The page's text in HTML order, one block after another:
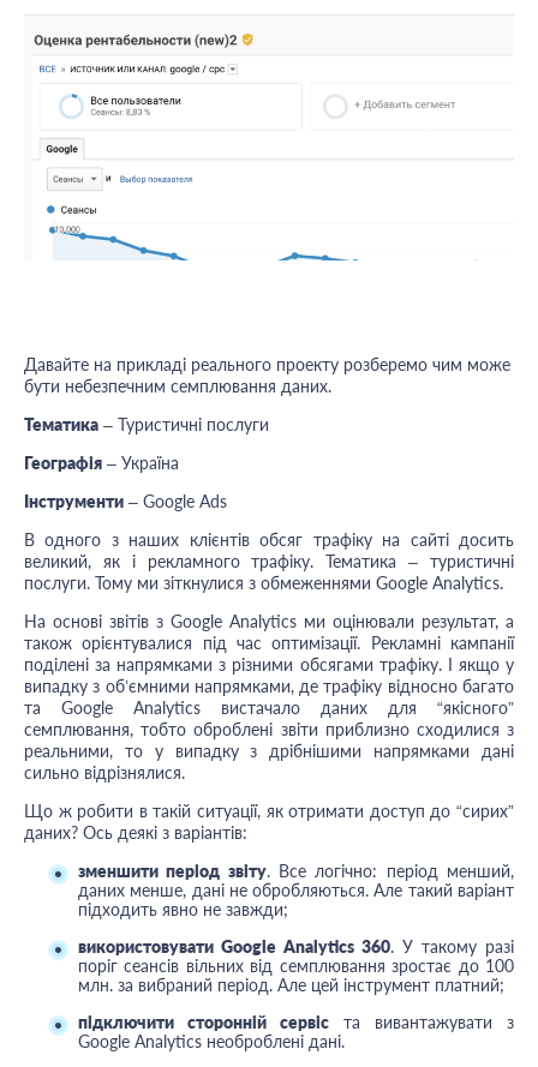
Давайте на прикладі реального проекту розберемо чим може
бути небезпечним семплювання даних.
Тематика – Туристичні послуги
Географія – Україна
Інструменти – Google Ads
В одного з наших клієнтів обсяг трафіку на сайті досить
великий, як і рекламного трафіку. Тематика – туристичні
послуги. Тому ми зіткнулися з обмеженнями Google Analytics.
На основі звітів з Google Analytics ми оцінювали результат, а
також орієнтувалися під час оптимізації. Рекламні кампанії
поділені за напрямками з різними обсягами трафіку. І якщо у
випадку з об’ємними напрямками, де трафіку відносно багато
та Google Analytics вистачало даних для “якісного”
семплювання, тобто оброблені звіти приблизно сходилися з
реальними, то у випадку з дрібнішими напрямками дані
сильно відрізнялися.
Що ж робити в такій ситуації, як отримати доступ до “сирих”
даних? Ось деякі з варіантів:
зменшити період звіту. Все логічно: період менший,
даних менше, дані не обробляються. Але такий варіант
підходить явно не завжди;
використовувати Google Analytics 360. У такому разі
поріг сеансів вільних від семплювання зростає до 100
млн. за вибраний період. Але цей інструмент платний;
підключити сторонній сервіс та вивантажувати з
Google Analytics необроблені дані.